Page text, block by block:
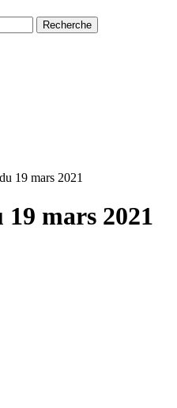
Recherche
19 mars 2021
mars 2021